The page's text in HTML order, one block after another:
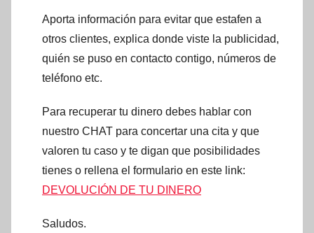
Aporta información para evitar que estafen a
otros clientes, explica donde viste la publicidad,
quién se puso en contacto contigo, números de
teléfono etc.
Para recuperar tu dinero debes hablar con
nuestro CHAT para concertar una cita y que
valoren tu caso y te digan que posibilidades
tienes o rellena el formulario en este link:
DEVOLUCIÓN DE TU DINERO
Saludos.